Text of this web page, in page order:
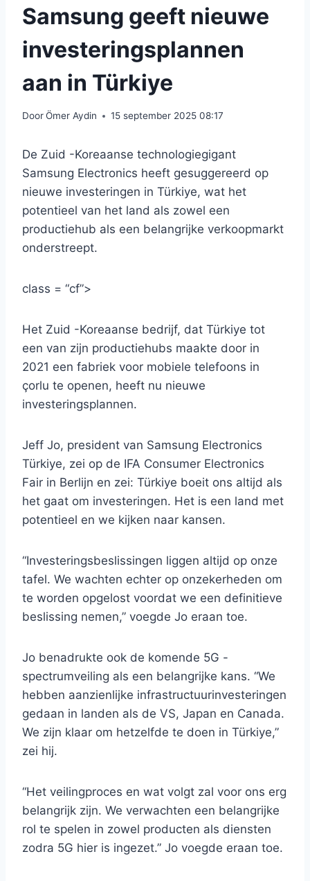
Samsung geeft nieuwe
investeringsplannen
aan in Türkiye
DoorÖmer Aydin 15 september 2025 08:17
De Zuid -Koreaanse technologiegigant
Samsung Electronics heeft gesuggereerd op
nieuwe investeringen in Türkiye, wat het
potentieel van het land als zowel een
productiehub als een belangrijke verkoopmarkt
onderstreept.
class = “cf”>
Het Zuid -Koreaanse bedrijf, dat Türkiye tot
een van zijn productiehubs maakte door in
2021 een fabriek voor mobiele telefoons in
çorlu te openen, heeft nu nieuwe
investeringsplannen.
Jeff Jo, president van Samsung Electronics
Türkiye, zei op de IFA Consumer Electronics
Fair in Berlijn en zei: Türkiye boeit ons altijd als
het gaat om investeringen. Het is een land met
potentieel en we kijken naar kansen.
“Investeringsbeslissingen liggen altijd op onze
tafel. We wachten echter op onzekerheden om
te worden opgelost voordat we een definitieve
beslissing nemen,” voegde Jo eraan toe.
Jo benadrukte ook de komende 5G -
spectrumveiling als een belangrijke kans. “We
hebben aanzienlijke infrastructuurinvesteringen
gedaan in landen als de VS, Japan en Canada.
We zijn klaar om hetzelfde te doen in Türkiye,”
zei hij.
“Het veilingproces en wat volgt zal voor ons erg
belangrijk zijn. We verwachten een belangrijke
rol te spelen in zowel producten als diensten
zodra 5G hier is ingezet.” Jo voegde eraan toe.